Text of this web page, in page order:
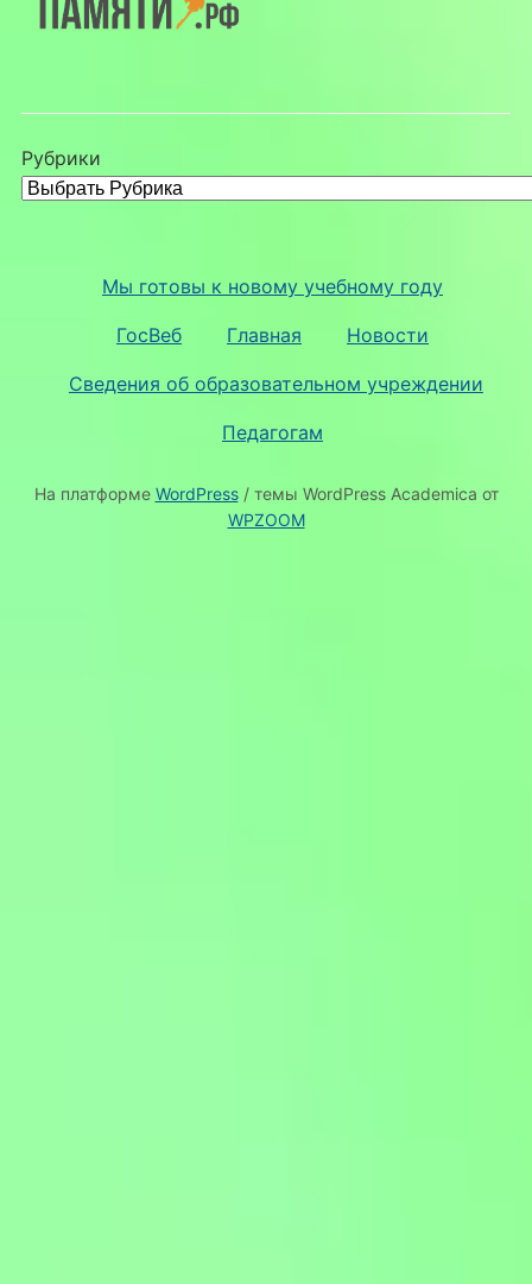
Рубрики
Мы готовы к новому учебному году
ГосВеб Главная Новости
Сведения об образовательном учреждении
Педагогам
На платформе WordPress/ темы WordPress Academica от
WPZOOM